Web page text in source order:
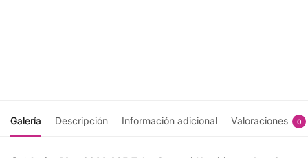
Galería Descripción Información adicional Valoraciones 0